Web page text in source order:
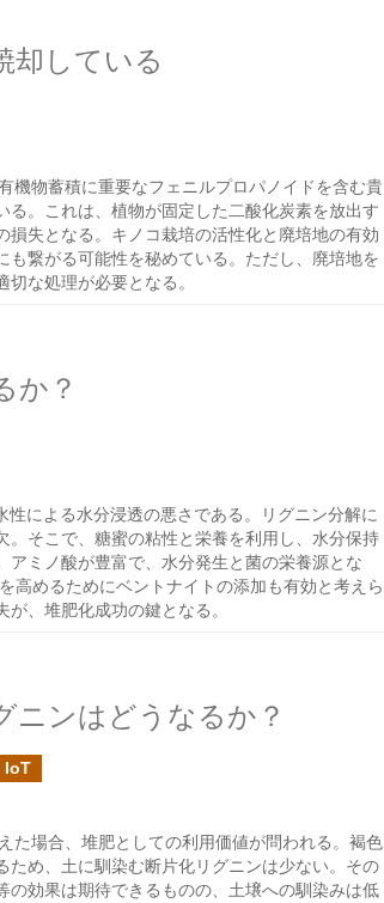
却している
機物蓄積に重要なフェニルプロパノイドを含む貴
。これは、植物が固定した二酸化炭素を放出す
失となる。キノコ栽培の活性化と廃培地の有効
繋がる可能性を秘めている。ただし、廃培地を
な処理が必要となる。
か？
による水分浸透の悪さである。リグニン分解に
そこで、糖蜜の粘性と栄養を利用し、水分保持
ミノ酸が豊富で、水分発生と菌の栄養源とな
高めるためにベントナイトの添加も有効と考えら
、堆肥化成功の鍵となる。
ニンはどうなるか？
IoT
た場合、堆肥としての利用価値が問われる。褐色
め、土に馴染む断片化リグニンは少ない。その
効果は期待できるものの、土壌への馴染みは低